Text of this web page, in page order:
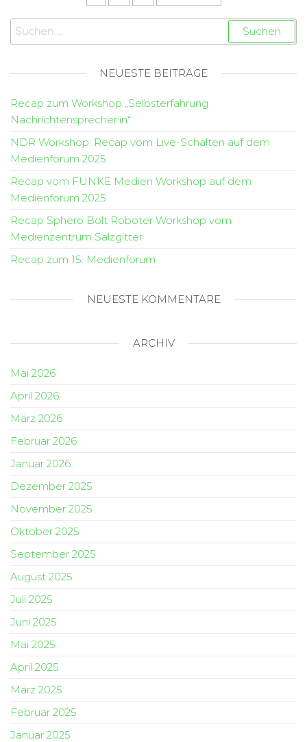
NEUESTE BEITRÄGE
Recap zum Workshop „Selbsterfahrung
Nachrichtensprecher:in“
NDR Workshop: Recap vom Live-Schalten auf dem
Medienforum 2025
Recap vom FUNKE Medien Workshop auf dem
Medienforum 2025
Recap Sphero Bolt Roboter Workshop vom
Medienzentrum Salzgitter
Recap zum 15. Medienforum
NEUESTE KOMMENTARE
ARCHIV
Mai 2026
April 2026
März 2026
Februar 2026
Januar 2026
Dezember 2025
November 2025
Oktober 2025
September 2025
August 2025
Juli 2025
Juni 2025
Mai 2025
April 2025
März 2025
Februar 2025
Januar 2025